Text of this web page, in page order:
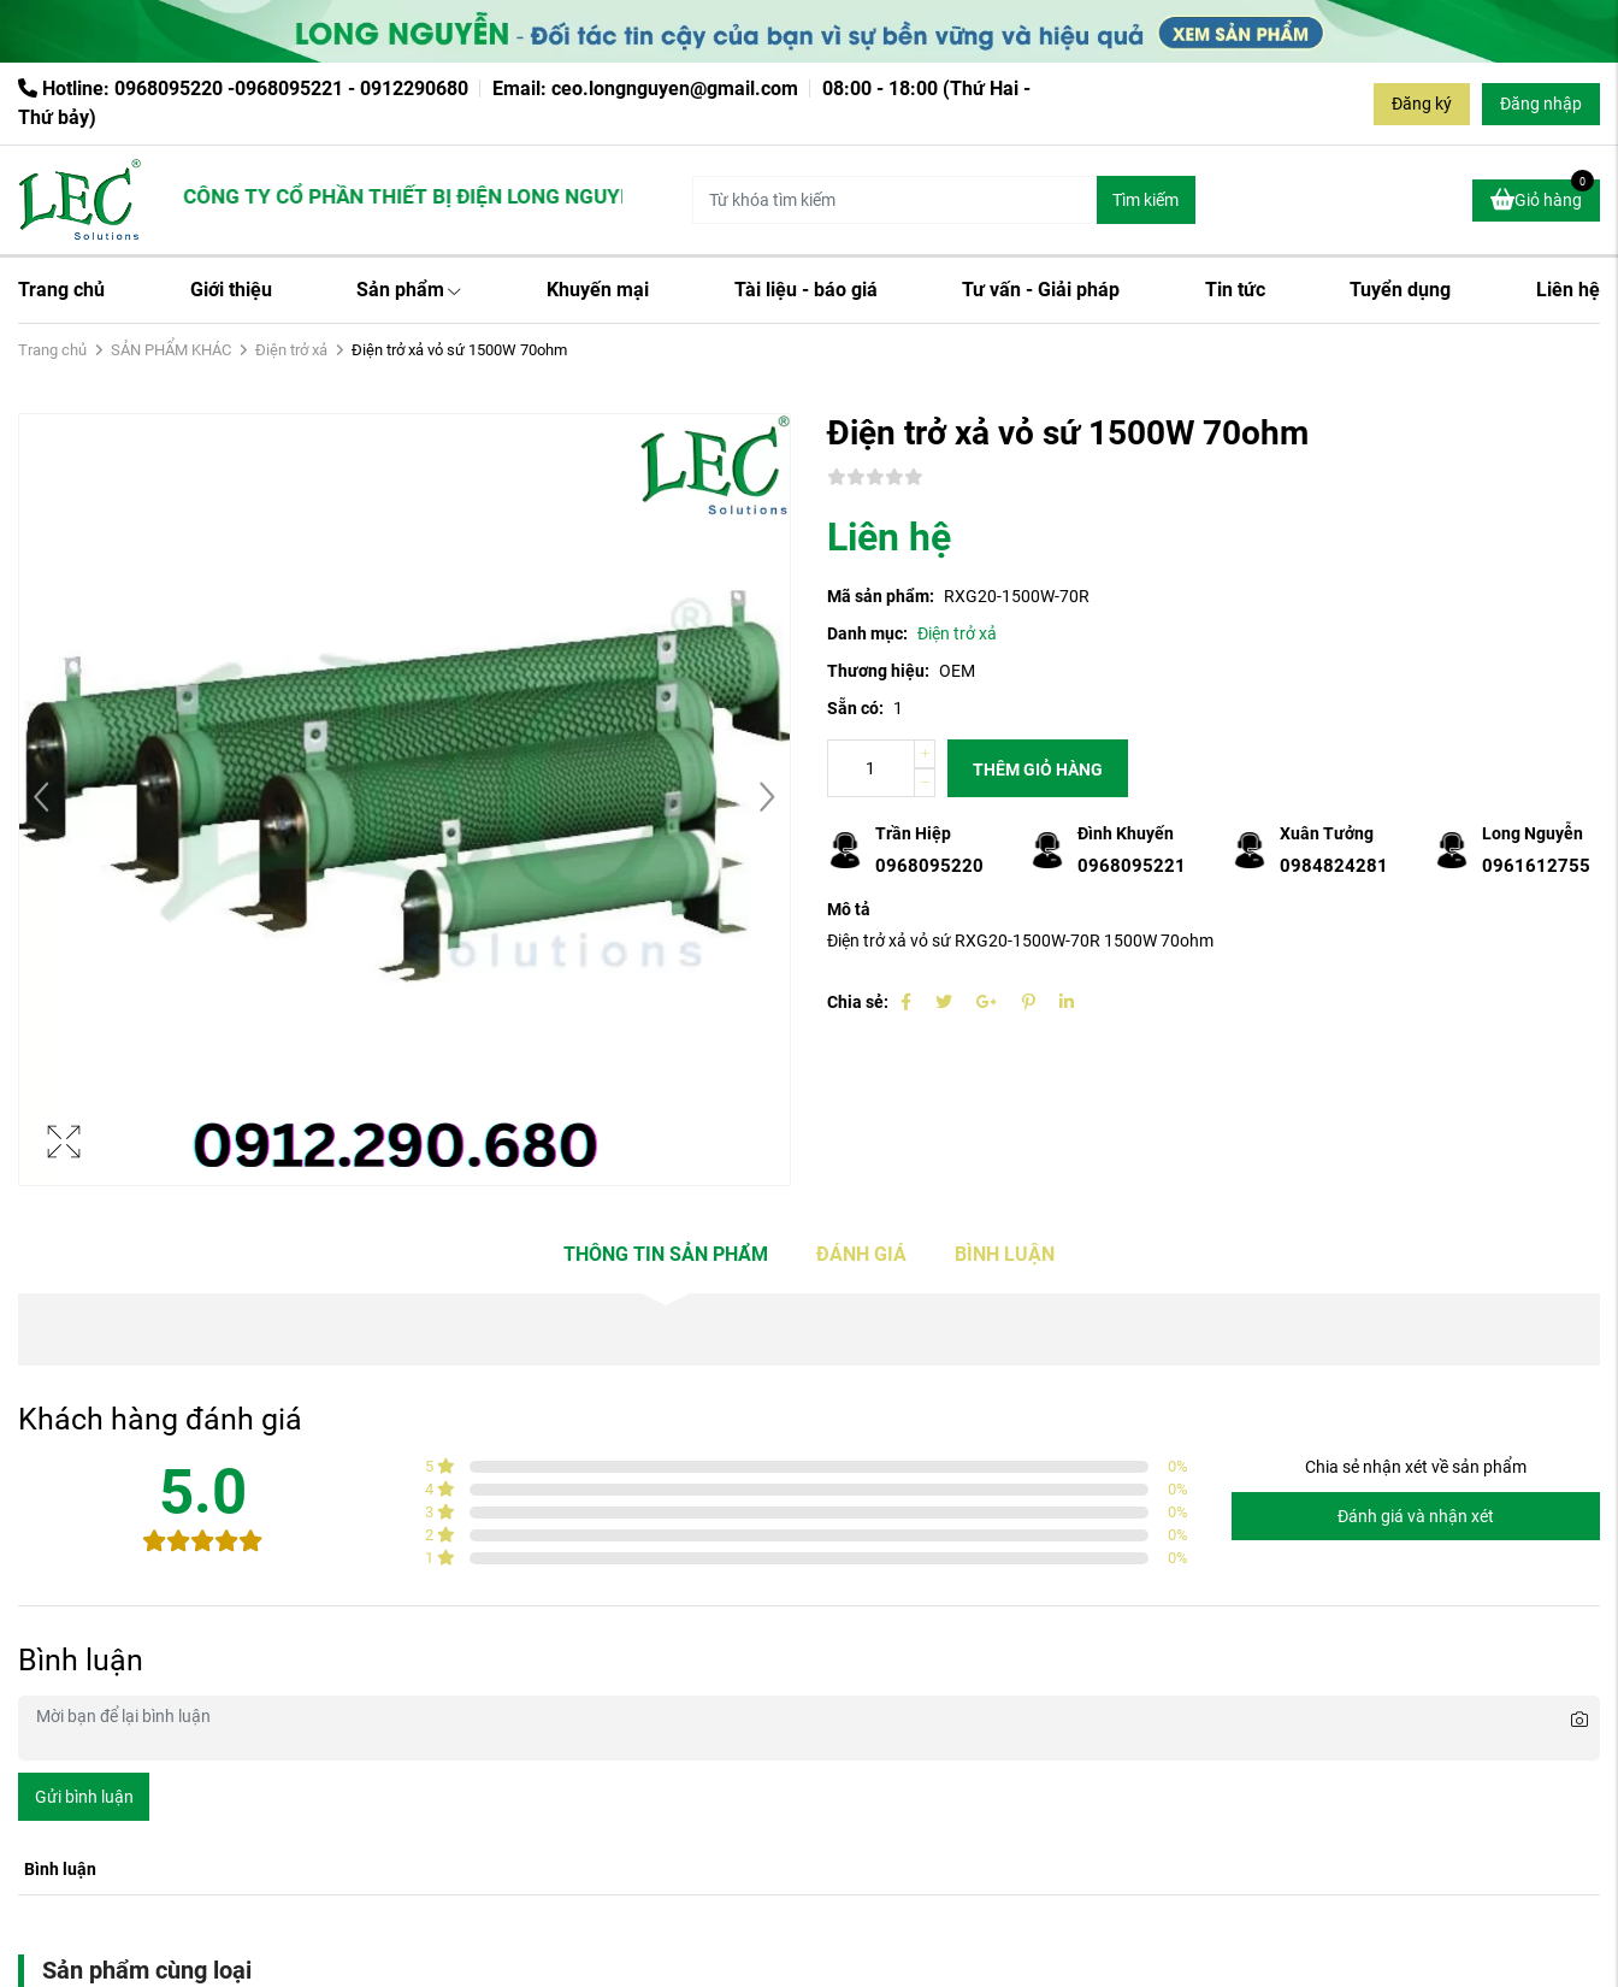
Hotline: 0968095220 -0968095221 - 0912290680 Email: ceo.longnguyen@gmail.com
08:00 - 18:00 (Thứ Hai -
Thứ bảy)
Đăng ký Đăng nhập
CÔNG TY CỔ PHẦN THIẾT BỊ ĐIỆN LONG NGUYỄN Tìm kiếm Giỏ hàng
0
Trang chủ Giới thiệu Sản phẩm Khuyến mại Tài liệu - báo giá Tư vấn - Giải pháp Tin tức Tuyển dụng Liên hệ
Trang chủ SẢN PHẨM KHÁC Điện trở xả Điện trở xả vỏ sứ 1500W 70ohm
Điện trở xả vỏ sứ 1500W 70ohm
Liên hệ
Mã sản phẩm:
RXG20-1500W-70R
Danh mục: Điện trở xả
Thương hiệu: OEM
Sẵn có:
1
THÊM GIỎ HÀNG
Trần Hiệp
0968095220
Đình Khuyến
0968095221
Xuân Tưởng
0984824281
Long Nguyễn
0961612755
Mô tả
Điện trở xả vỏ sứ RXG20-1500W-70R 1500W 70ohm
Chia sẻ:
THÔNG TIN SẢN PHẨM ĐÁNH GIÁ BÌNH LUẬN
Khách hàng đánh giá
5.0 5 0%
4
0%
3
0%
2
0%
1
0%
Chia sẻ nhận xét về sản phẩm
Đánh giá và nhận xét
Bình luận
Gửi bình luận
Bình luận
Sản phẩm cùng loại